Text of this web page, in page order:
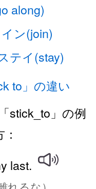
along)
ン(join)
テイ(stay)
to」の違い
stick_to」の例
last.